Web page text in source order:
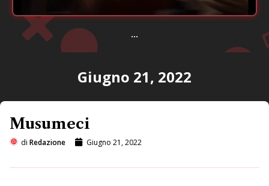
...
Giugno 21, 2022
Musumeci
di Redazione Giugno 21, 2022